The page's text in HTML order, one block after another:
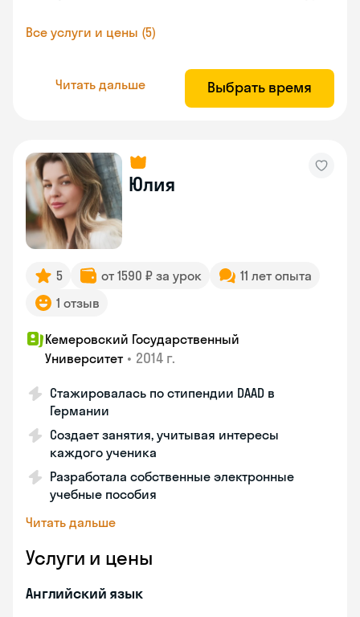
Все услуги и цены (5)
Читать дальше Выбрать время
Юлия
5 от 1590 ₽ за урок
11 лет опыта
1 отзыв
Кемеровский Государственный
Университет • 2014 г.
Стажировалась по стипендии DAAD в
Германии
Создает занятия, учитывая интересы
каждого ученика
Разработала собственные электронные
учебные пособия
Читать дальше
Услуги и цены
Английский язык